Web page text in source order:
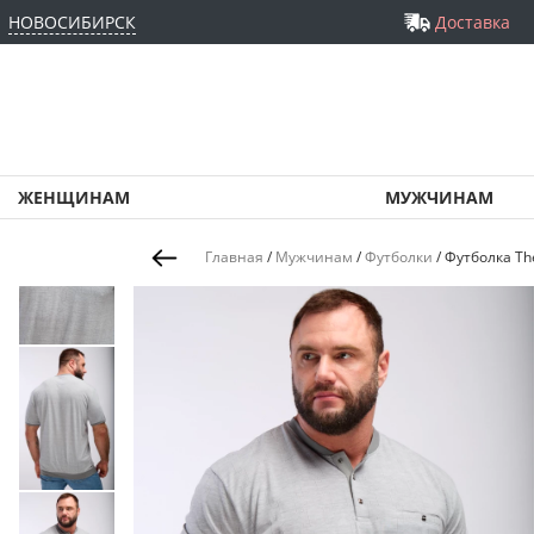
НОВОСИБИРСК Доставка
ЖЕНЩИНАМ МУЖЧИНАМ
Главная / Мужчинам /Футболки /Футболка